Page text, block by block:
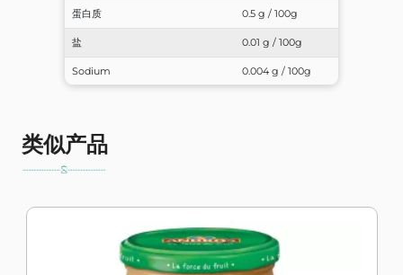
蛋白质 0.5 g / 100g
盐 0.01 g / 100g
Sodium 0.004 g / 100g
类似产品